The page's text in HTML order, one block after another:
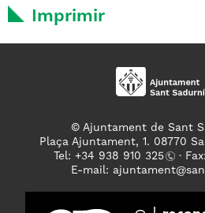
Imprimir
© Ajuntament de Sant
Plaça Ajuntament, 1. 08770
Tel: +34 938 910 325
·
E-mail: ajuntament